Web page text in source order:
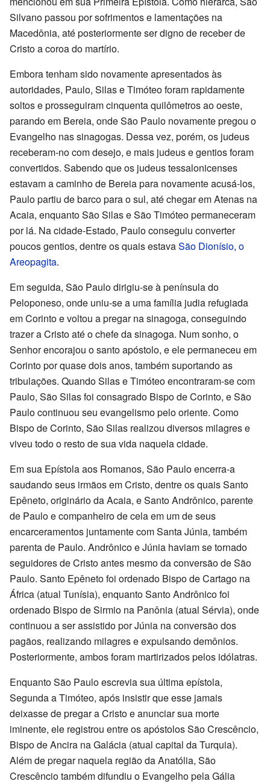
Silvano passou por sofrimentos e lamentações na
Macedônia, até posteriormente ser digno de receber de
Cristo a coroa do martírio.
Embora tenham sido novamente apresentados às
autoridades, Paulo, Silas e Timóteo foram rapidamente
soltos e prosseguiram cinquenta quilômetros ao oeste,
parando em Bereia, onde São Paulo novamente pregou o
Evangelho nas sinagogas. Dessa vez, porém, os judeus
receberam-no com desejo, e mais judeus e gentios foram
convertidos. Sabendo que os judeus tessalonicenses
estavam a caminho de Bereia para novamente acusá-los,
Paulo partiu de barco para o sul, até chegar em Atenas na
Acaia, enquanto São Silas e São Timóteo permaneceram
por lá. Na cidade-Estado, Paulo conseguiu converter
poucos gentios, dentre os quais estavaSão Dionísio, o
Areopagita.
Em seguida, São Paulo dirigiu-se à península do
Peloponeso, onde uniu-se a uma família judia refugiada
em Corinto e voltou a pregar na sinagoga, conseguindo
trazer a Cristo até o chefe da sinagoga. Num sonho, o
Senhor encorajou o santo apóstolo, e ele permaneceu em
Corinto por quase dois anos, também suportando as
tribulações. Quando Silas e Timóteo encontraram-se com
Paulo, São Silas foi consagrado Bispo de Corinto, e São
Paulo continuou seu evangelismo pelo oriente. Como
Bispo de Corinto, São Silas realizou diversos milagres e
viveu todo o resto de sua vida naquela cidade.
Em sua Epístola aos Romanos, São Paulo encerra-a
saudando seus irmãos em Cristo, dentre os quais Santo
Epêneto, originário da Acaia, e Santo Andrônico, parente
de Paulo e companheiro de cela em um de seus
encarceramentos juntamente com Santa Júnia, também
parenta de Paulo. Andrônico e Júnia haviam se tornado
seguidores de Cristo antes mesmo da conversão de São
Paulo. Santo Epêneto foi ordenado Bispo de Cartago na
África (atual Tunísia), enquanto Santo Andrônico foi
ordenado Bispo de Sirmio na Panônia (atual Sérvia), onde
continuou a ser assistido por Júnia na conversão dos
pagãos, realizando milagres e expulsando demônios.
Posteriormente, ambos foram martirizados pelos idólatras.
Enquanto São Paulo escrevia sua última epístola,
Segunda a Timóteo, após insistir que esse jamais
deixasse de pregar a Cristo e anunciar sua morte
iminente, ele registrou entre os apóstolos São Crescêncio,
Bispo de Ancira na Galácia (atual capital da Turquia).
Além de pregar naquela região da Anatólia, São
Crescêncio também difundiu o Evangelho pela Gália